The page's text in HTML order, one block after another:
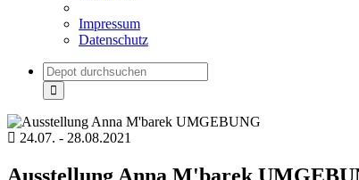
Impressum
Datenschutz
24.07. - 28.08.2021
Ausstellung Anna M'barek